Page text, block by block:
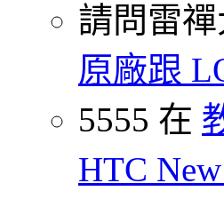
請問雷
原廠跟
5555 在
HTC